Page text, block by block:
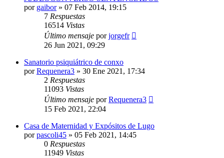
por gaibor» 07 Feb 2014, 19:15
7 Respuestas
16514 Vistas
Último mensaje porjorgefr
26 Jun 2021, 09:29
Sanatorio psiquiátrico de conxo
porRequenera3 » 30 Ene 2021, 17:34
2 Respuestas
11093 Vistas
Último mensaje porRequenera3
15 Feb 2021, 22:04
Casa de Maternidad y Expósitos de Lugo
porpascoli45 » 05 Feb 2021, 14:45
0 Respuestas
11949 Vistas